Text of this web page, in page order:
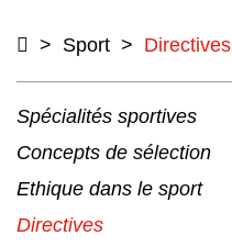
> Sport > Directives
Spécialités sportives
Concepts de sélection
Ethique dans le sport
Directives